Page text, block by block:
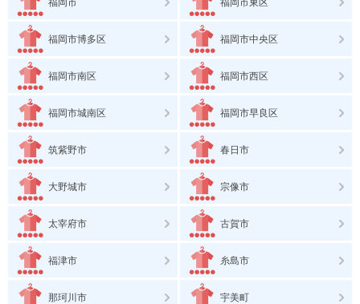
福岡市博多区 福岡市中央区
福岡市南区 福岡市西区
福岡市城南区 福岡市早良区
筑紫野市 春日市
大野城市 宗像市
太宰府市 古賀市
福津市 糸島市
那珂川市 宇美町